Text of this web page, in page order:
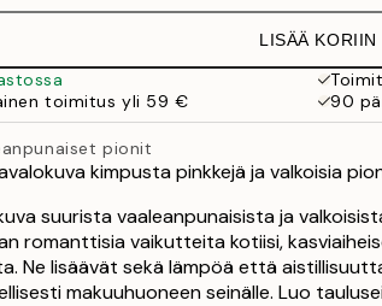
50x70 cm
70x100 cm
100x150 cm
LISÄÄ KORIIN
toimitus yli 59 €
90
pionit
kimpusta pinkkejä ja valkoisia
suurista vaaleanpunaisista ja
romanttisia vaikutteita kotiisi,
Ne lisäävät sekä lämpöä että
makuuhuoneen seinälle. Luo